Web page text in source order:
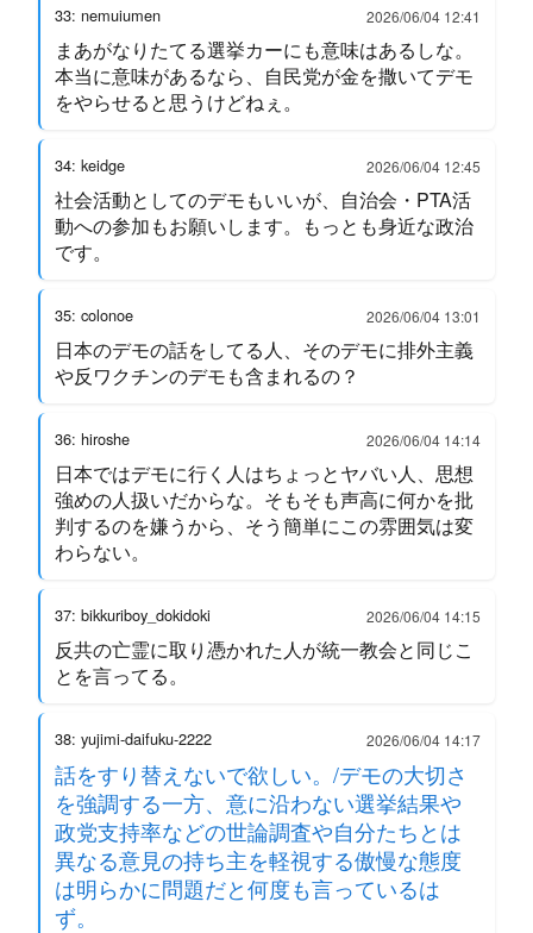
33: nemuiumen 2026/06/04 12:41
まあがなりたてる選挙カーにも意味はあるしな。
本当に意味があるなら、自民党が金を撒いてデモ
をやらせると思うけどねぇ。
34: keidge 2026/06/04 12:45
社会活動としてのデモもいいが、自治会・PTA活
動への参加もお願いします。もっとも身近な政治
です。
35: colonoe 2026/06/04 13:01
日本のデモの話をしてる人、そのデモに排外主義
や反ワクチンのデモも含まれるの？
36: hiroshe 2026/06/04 14:14
日本ではデモに行く人はちょっとヤバい人、思想
強めの人扱いだからな。そもそも声高に何かを批
判するのを嫌うから、そう簡単にこの雰囲気は変
わらない。
37: bikkuriboy_dokidoki 2026/06/04 14:15
反共の亡霊に取り憑かれた人が統一教会と同じこ
とを言ってる。
38: yujimi-daifuku-2222 2026/06/04 14:17
話をすり替えないで欲しい。/デモの大切さ
を強調する一方、意に沿わない選挙結果や
政党支持率などの世論調査や自分たちとは
異なる意見の持ち主を軽視する傲慢な態度
は明らかに問題だと何度も言っているは
ず。